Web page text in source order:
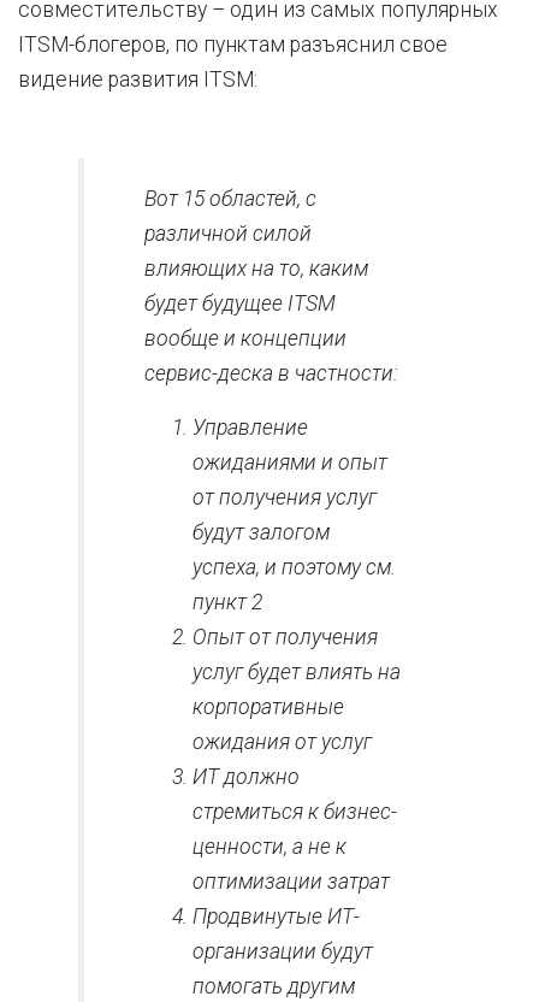
совместительству – один из самых популярных
ITSM-блогеров, по пунктам разъяснил свое
видение развития ITSM:
Вот 15 областей, с
различной силой
влияющих на то, каким
будет будущее ITSM
вообще и концепции
сервис-деска в частности:
Управление
ожиданиями и опыт
от получения услуг
будут залогом
успеха, и поэтому см.
пункт 2
Опыт от получения
услуг будет влиять на
корпоративные
ожидания от услуг
ИТ должно
стремиться к бизнес-
ценности, а не к
оптимизации затрат
Продвинутые ИТ-
организации будут
помогать другим